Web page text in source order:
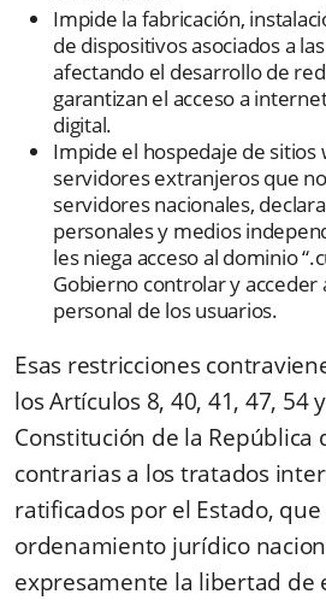
Impide la fabricación,
de dispositivos asociados a
afectando el desarrollo de
garantizan el acceso a
digital.
Impide el hospedaje de sitios
servidores extranjeros que
servidores nacionales,
personales y medios
les niega acceso al dominio
Gobierno controlar y acceder
personal de los usuarios.
Esas restricciones
los Artículos 8, 40, 41, 47, 54
Constitución de la República
contrarias a los tratados
ratificados por el Estado,
ordenamiento jurídico
expresamente la libertad de